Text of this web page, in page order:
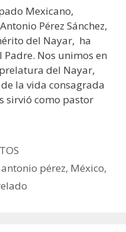
Mexicano,
Pérez Sánchez,
del Nayar, ha
Nos unimos en
del Nayar,
la vida consagrada
sirvió como pastor
pérez, México,